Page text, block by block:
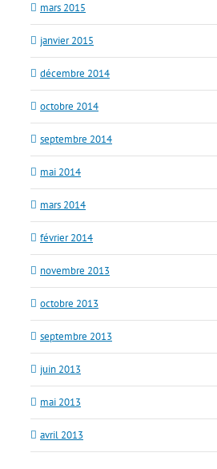
mars 2015
janvier 2015
décembre 2014
octobre 2014
septembre 2014
mai 2014
mars 2014
février 2014
novembre 2013
octobre 2013
septembre 2013
juin 2013
mai 2013
avril 2013